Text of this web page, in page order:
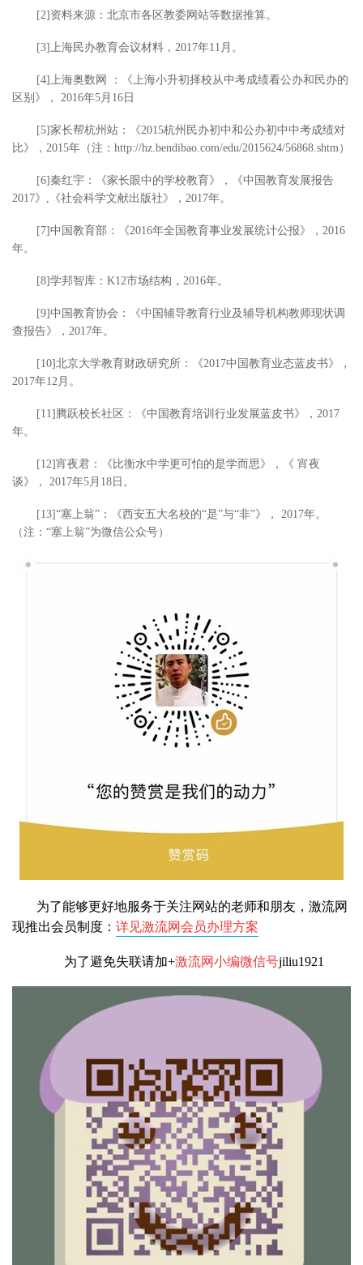
[2]资料来源：北京市各区教委网站等数据推算。
[3]上海民办教育会议材料，2017年11月。
[4]上海奥数网 ：《上海小升初择校从中考成绩看公办和民办的
区别》， 2016年5月16日
[5]家长帮杭州站：《2015杭州民办初中和公办初中中考成绩对
比》，2015年（注：http://hz.bendibao.com/edu/2015624/56868.shtm）
[6]秦红宇：《家长眼中的学校教育》，《中国教育发展报告
2017》,《社会科学文献出版社》，2017年。
[7]中国教育部：《2016年全国教育事业发展统计公报》，2016
年。
[8]学邦智库：K12市场结构，2016年。
[9]中国教育协会：《中国辅导教育行业及辅导机构教师现状调
查报告》，2017年。
[10]北京大学教育财政研究所：《2017中国教育业态蓝皮书》，
2017年12月。
[11]腾跃校长社区：《中国教育培训行业发展蓝皮书》，2017
年。
[12]宵夜君：《比衡水中学更可怕的是学而思》，《 宵夜
谈》， 2017年5月18日。
[13]“塞上翁”：《西安五大名校的“是”与“非”》， 2017年。
（注：“塞上翁”为微信公众号）
为了能够更好地服务于关注网站的老师和朋友，激流网
现推出会员制度： 详见激流网会员办理方案
为了避免失联请加+激流网小编微信号jiliu1921